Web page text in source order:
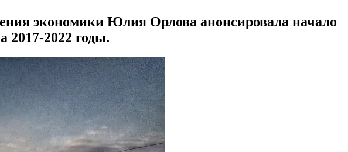
экономики Юлия Орлова анонсировала начало
2017-2022 годы.